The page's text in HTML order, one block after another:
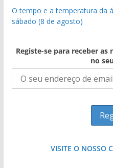
O tempo e a temperatura da
sábado (8 de agosto)
Registe-se para receber
no
VISITE O NOSSO